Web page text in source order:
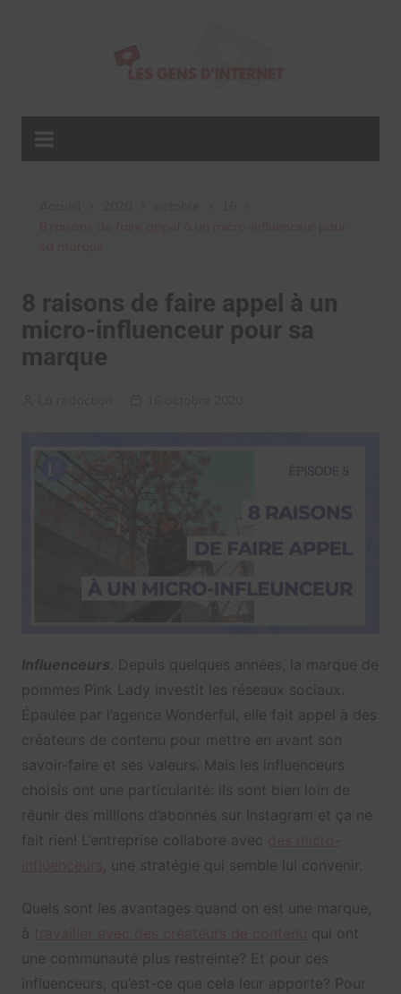
8 raisons de faire appel à un
micro-influenceur pour sa
marque
Influenceurs . Depuis quelques années, la marque de
pommes Pink Lady investit les réseaux sociaux.
Épaulée par l’agence Wonderful, elle fait appel à des
créateurs de contenu pour mettre en avant son
savoir-faire et ses valeurs. Mais les influenceurs
choisis ont une particularité: ils sont bien loin de
réunir des millions d’abonnés sur Instagram et ça ne
fait rien! L’entreprise collabore avec
, une stratégie qui semble lui convenir.
Quels sont les avantages quand on est une marque,
à
qui ont
une communauté plus restreinte? Et pour ces
influenceurs, qu’est-ce que cela leur apporte? Pour